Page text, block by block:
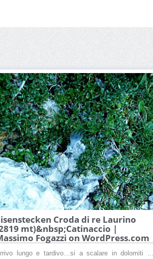
Croda di re Laurino
mt)&nbsp;Catinaccio |
Fogazzi on WordPress.com
lungo e tardivo…si a scalare in dolomiti ….